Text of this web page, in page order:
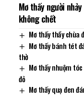
Mơ thấy người
không chết
Mơ thấy thầy chùa
Mơ thấy bánh tét
thờ
Mơ thấy nhuộm
đỏ
Mơ thấy quạ đen